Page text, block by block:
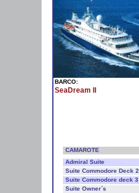
BARCO:
SeaDream II
CAMAROTE
Admiral Suite
Suite Commodore Deck 2
Suite Commodore deck 3
Suite Owner´s